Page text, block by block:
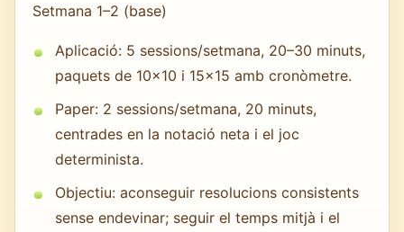
Setmana 1–2 (base)
Aplicació: 5 sessions/setmana, 20–30 minuts,
paquets de 10×10 i 15×15 amb cronòmetre.
Paper: 2 sessions/setmana, 20 minuts,
centrades en la notació neta i el joc
determinista.
Objectiu: aconseguir resolucions consistents
sense endevinar; seguir el temps mitjà i el